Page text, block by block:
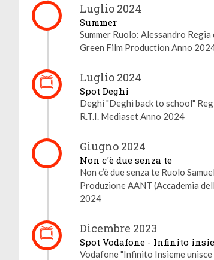
Luglio 2024
Summer
Summer Ruolo: Alessandro
Green Film Production Anno
Luglio 2024
Spot Deghi
Deghi "Deghi back to school"
R.T.I. Mediaset Anno 2024
Giugno 2024
Non c'è due senza te
Non c’è due senza te Ruolo
Produzione AANT (Accademia
2024
Dicembre 2023
Spot Vodafone - Infinito
Vodafone "Infinito Insieme